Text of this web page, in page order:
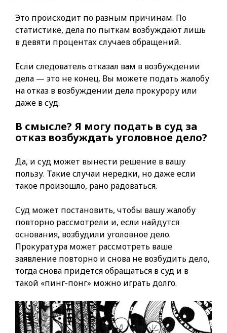
Это происходит по разным причинам. По
статистике, дела по пыткам возбуждают лишь
в девяти процентах случаев обращений.
Если следователь отказал вам в возбуждении
дела — это не конец. Вы можете подать жалобу
на отказ в возбуждении дела прокурору или
даже в суд.
В смысле? Я могу подать в суд за
отказ возбуждать уголовное дело?
Да, и суд может вынести решение в вашу
пользу. Такие случаи нередки, но даже если
такое произошло, рано радоваться.
Суд может постановить, чтобы вашу жалобу
повторно рассмотрели и, если найдутся
основания, возбудили уголовное дело.
Прокуратура может рассмотреть ваше
заявление повторно и снова не возбудить дело,
тогда снова придется обращаться в суд и в
такой «пинг-понг» можно играть долго.